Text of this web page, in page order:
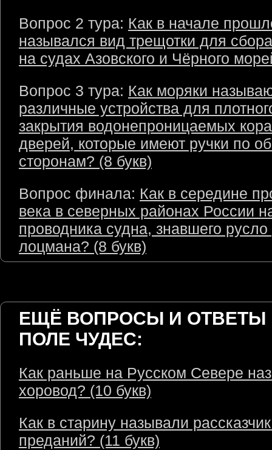
Вопрос 2 тура: Как в начале
назывался вид трещотки для
на судах Азовского и Чёрного
Вопрос 3 тура: Как моряки
различные устройства для
закрытия водонепроницаемых
дверей, которые имеют ручки по
сторонам? (8 букв)
Вопрос финала: Как в середине
века в северных районах России
проводника судна, знавшего русло
лоцмана? (8 букв)
ЕЩЁ ВОПРОСЫ И ОТВЕТЫ
ПОЛЕ ЧУДЕС:
Как раньше на Русском Севере
хоровод? (10 букв)
Как в старину называли
преданий? (11 букв)